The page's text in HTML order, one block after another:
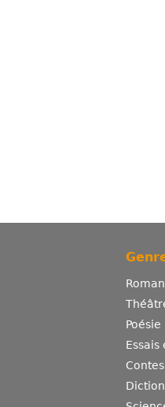
Poésie
Essais